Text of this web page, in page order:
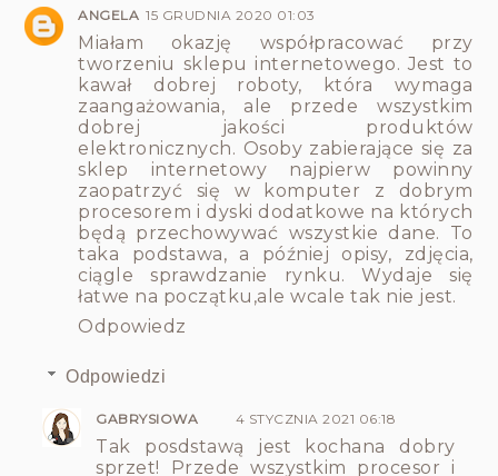
ANGELA 15 GRUDNIA 2020 01:03
Miałam okazję współpracować przy
tworzeniu sklepu internetowego. Jest to
kawał dobrej roboty, która wymaga
zaangażowania, ale przede wszystkim
dobrej jakości produktów
elektronicznych. Osoby zabierające się za
sklep internetowy najpierw powinny
zaopatrzyć się w komputer z dobrym
procesorem i dyski dodatkowe na których
będą przechowywać wszystkie dane. To
taka podstawa, a później opisy, zdjęcia,
ciągle sprawdzanie rynku. Wydaje się
łatwe na początku,ale wcale tak nie jest.
Odpowiedz
Odpowiedzi
GABRYSIOWA 4 STYCZNIA 2021 06:18
Tak posdstawą jest kochana dobry
sprzet! Przede wszystkim procesor i